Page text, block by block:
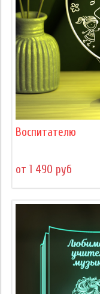
Воспитателю
от 1 490 руб